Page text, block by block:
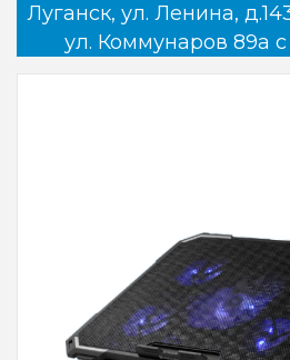
Луганск, ул. Ленина,
ул. Коммунаров 89а с